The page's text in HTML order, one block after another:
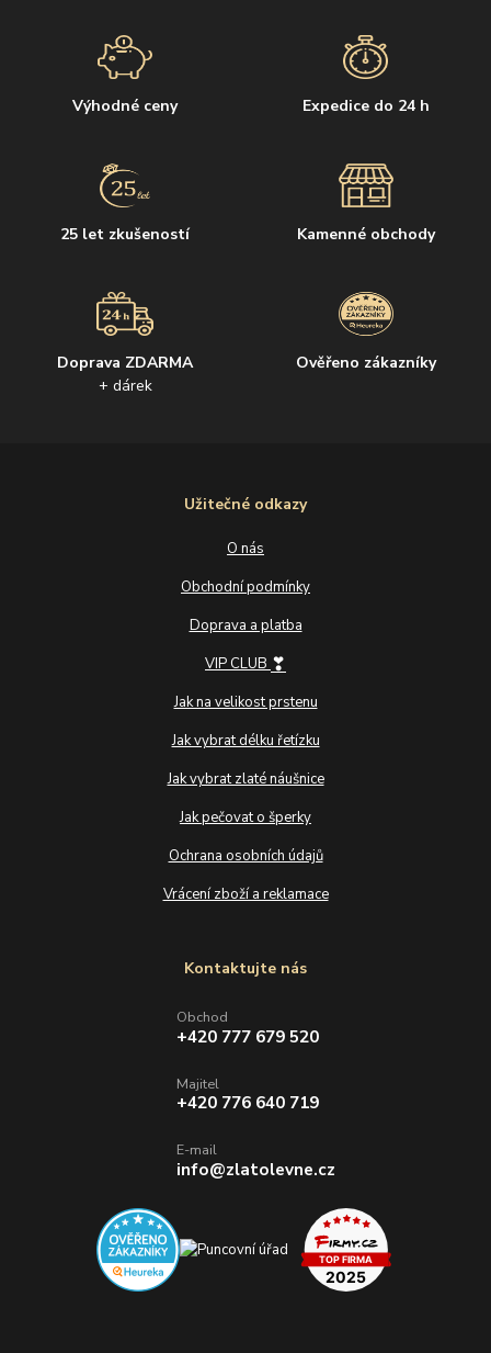
Výhodné ceny Expedice do 24 h
25 let zkušeností Kamenné obchody
Doprava ZDARMA
+ dárek
Ověřeno zákazníky
Užitečné odkazy
O nás
Obchodní podmínky
Doprava a platba
VIP CLUB ❣
Jak na velikost prstenu
Jak vybrat délku řetízku
Jak vybrat zlaté náušnice
Jak pečovat o šperky
Ochrana osobních údajů
Vrácení zboží a reklamace
Kontaktujte nás
Obchod
+420 777 679 520
Majitel
+420 776 640 719
E-mail
info@zlatolevne.cz